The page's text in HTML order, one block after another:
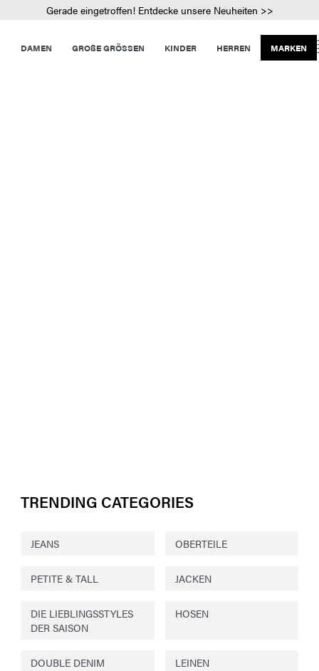
Gerade eingetroffen! Entdecke unsere Neuheiten >>
DAMEN GROßE GRÖSSEN KINDER HERREN MARKEN
TRENDING CATEGORIES
JEANS OBERTEILE
PETITE & TALL JACKEN
DIE LIEBLINGSSTYLES
DER SAISON
HOSEN
DOUBLE DENIM LEINEN